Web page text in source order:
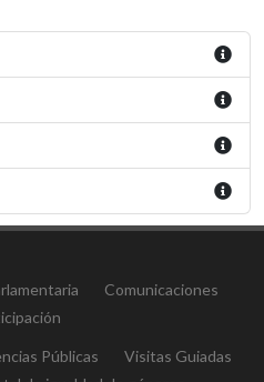
Comunicaciones
Públicas
Visitas Guiadas